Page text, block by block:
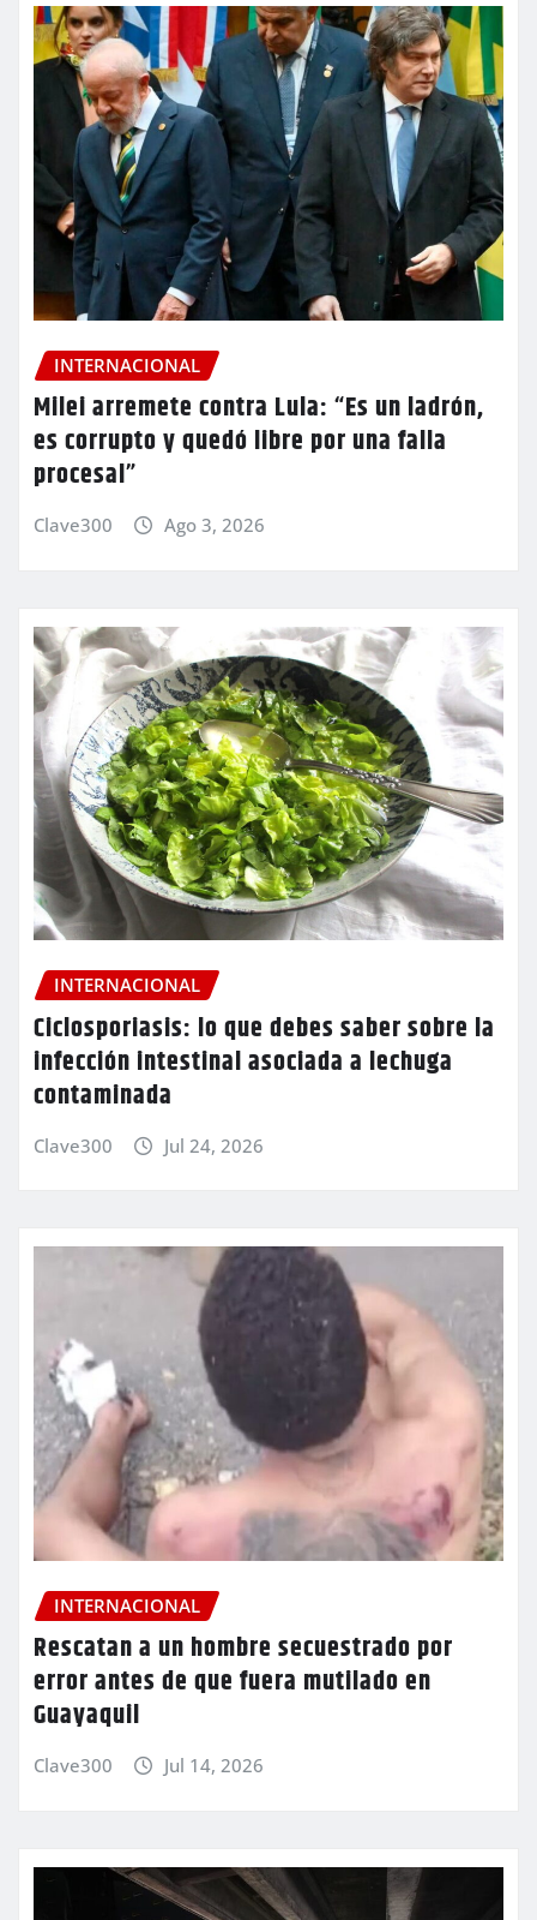
INTERNACIONAL
Milei arremete contra Lula: “Es un ladrón,
es corrupto y quedó libre por una falla
procesal”
Clave300 Ago 3, 2026
INTERNACIONAL
Ciclosporiasis: lo que debes saber sobre la
infección intestinal asociada a lechuga
contaminada
Clave300 Jul 24, 2026
INTERNACIONAL
Rescatan a un hombre secuestrado por
error antes de que fuera mutilado en
Guayaquil
Clave300 Jul 14, 2026